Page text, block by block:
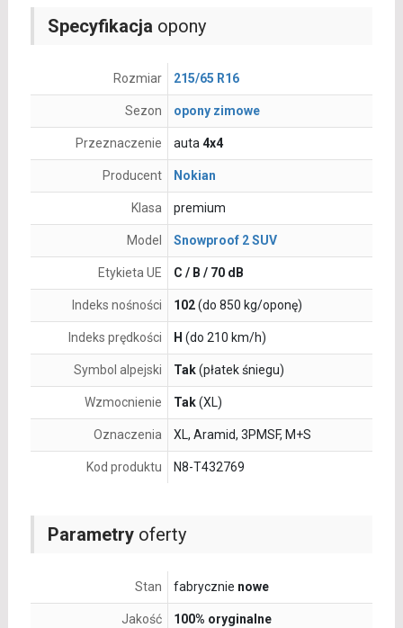
Parametryoferty
Stan fabrycznie nowe
Jakość 100% oryginalne
Specyfikacja opony
Rozmiar 215/65 R16
Sezon opony zimowe
Przeznaczenie auta 4x4
Producent Nokian
Klasa premium
Model Snowproof 2 SUV
Etykieta UE C / B / 70 dB
Indeks nośności 102(do 850 kg/oponę)
Indeks prędkości H (do 210 km/h)
Symbol alpejski Tak(płatek śniegu)
Wzmocnienie Tak(XL)
Oznaczenia XL, Aramid, 3PMSF, M+S
Kod produktu N8-T432769